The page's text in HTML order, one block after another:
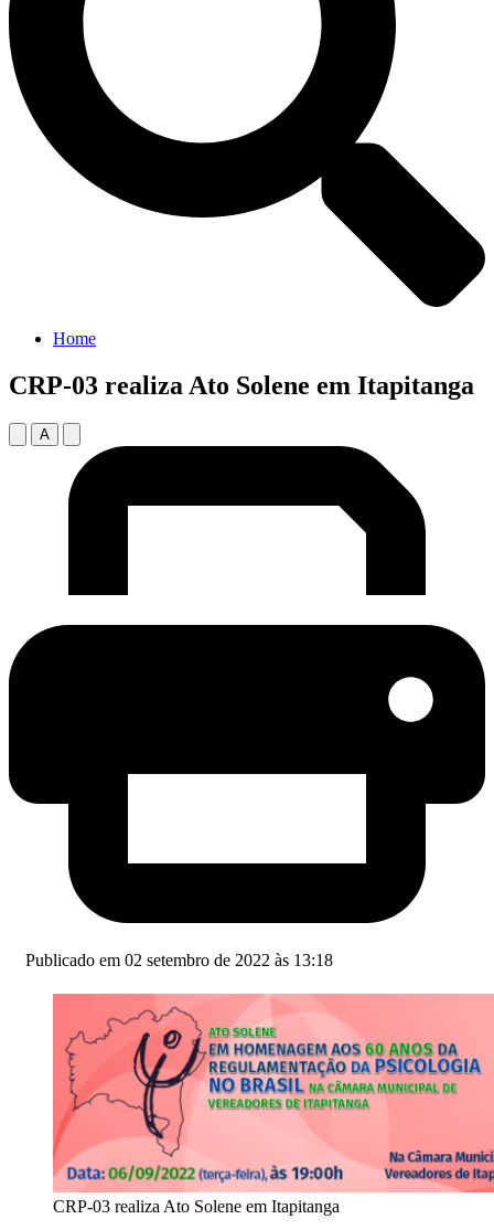
Home
CRP-03 realiza Ato Solene em Itapitanga
A
Publicado em 02 setembro de 2022 às 13:18
CRP-03 realiza Ato Solene em Itapitanga